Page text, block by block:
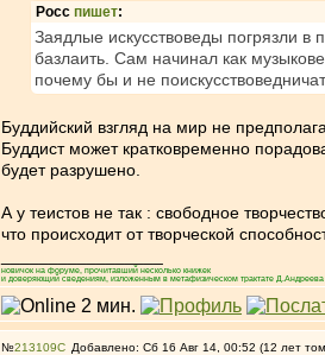
Росс пишет:
Заядлые искусствоведы погрязли
базлаить. Сам начинал как
почему бы и не
Буддийский взгляд на мир не
Буддист может кратковременно
будет разрушено.
А у теистов не так : свободное
что происходит от творческой
новичок на форуме, прочитавший несколько книжек
и доверяющий сведениям, изложенным в метафизическом трактате
№213109 Добавлено: Сб 16 Авг 14, 00:52 (12 лет